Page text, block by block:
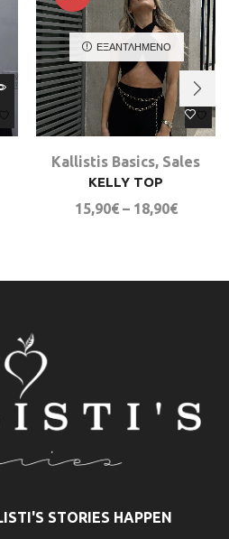
ΕΞΑΝΤΛΗΜΈΝΟ
Kallistis Basics, Sales
KELLY TOP
15,90€ – 18,90€
STORIES HAPPEN